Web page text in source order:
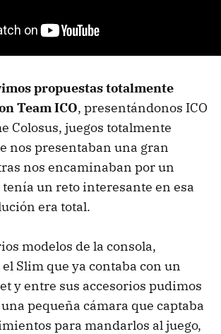
propuestas totalmente
Team ICO, presentándonos ICO
Colosus, juegos totalmente
nos presentaban una gran
nos encaminaban por un
un reto interesante en esa
era total.
modelos de la consola,
Slim que ya contaba con un
y entre sus accesorios pudimos
pequeña cámara que captaba
para mandarlos al juego,